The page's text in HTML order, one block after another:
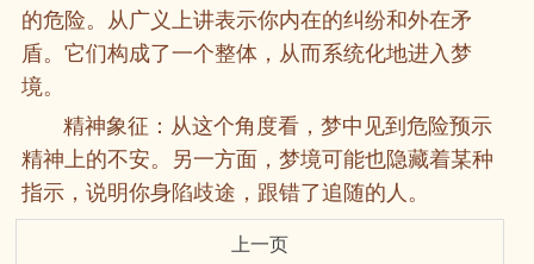
的危险。从广义上讲表示你内在的纠纷和外在矛
盾。它们构成了一个整体，从而系统化地进入梦
境。
精神象征：从这个角度看，梦中见到危险预示
精神上的不安。另一方面，梦境可能也隐藏着某种
指示，说明你身陷歧途，跟错了追随的人。
上一页